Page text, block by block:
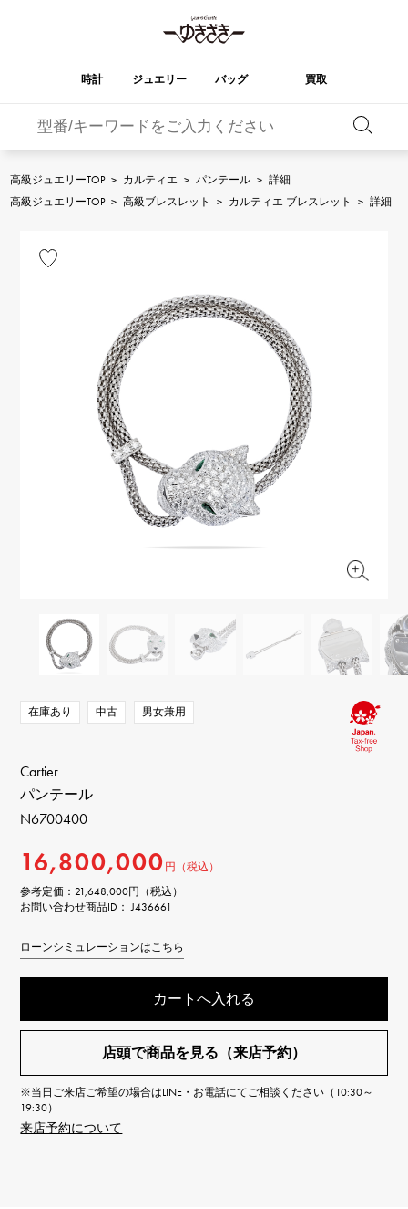
時計 ジュエリー バッグ 買取
OMEGA BREITLING
パテック・フィリップ IWC
FRANCK MULLER
フランク・ミュラー
RICHARD MILLE
リシャール・ミル
VACHERON
CONSTANTIN
ヴァシュロン・コンスタ
ンタン
PANERAI
パネライ
AUDEMARS PIGUET
オーデマ・ピゲ
JAEGER LE COULTRE
ジャガー・ルクルト
Cartier
カルティエ
HARRY WINSTON
DUNAMIS
デュナミス
TABLE CLOCK
置き時計
ヴィンテージウォッチ
YUKIZAKI
ジュエリー
NOMBRE putite
ノンブルプティ
ALPHA
アルファ
ALPHA putite
アルファプティ
RICH CROSS
リッチクロス
TwinPinky
ツインピンキー
ANGLER
アングラー
ETERNITY
エタニティ
HIMAWARI YUKIZAKI BACHIKAN
ゆきざき バチカン
USED NOMBRE
オリジナルジュエリー一覧へ
バーキン オータクロア
ケリー ピコタンロック
その他
高級ジュエリーTOP > カルティエ > パンテール > 詳細
高級ジュエリーTOP > 高級ブレスレット > カルティエ ブレスレット > 詳細
在庫あり 中古 男女兼用
Cartier
パンテール
N6700400
16,800,000 円（税込）
参考定価： 21,648,000円（税込）
お問い合わせ商品ID： J436661
ローンシミュレーションはこちら
カートへ入れる
店頭で商品を見る（来店予約）
※当日ご来店ご希望の場合はLINE・お電話にてご相談ください（10:30～
19:30）
来店予約について